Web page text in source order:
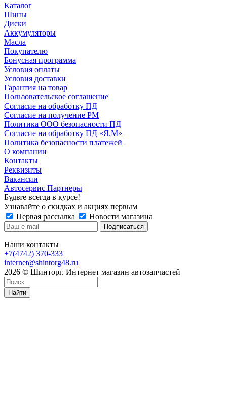
Каталог
Шины
Диски
Аккумуляторы
Масла
Покупателю
Бонусная программа
Условия оплаты
Условия доставки
Гарантия на товар
Пользовательское соглашение
Согласие на обработку ПД
Согласие на получение РМ
Политика ООО безопасности ПД
Согласие на обработку ПД «Я.М»
Политика безопасности платежей
О компании
Контакты
Реквизиты
Вакансии
Автосервис Партнеры
Будьте всегда в курсе!
Узнавайте о скидках и акциях первым
Первая рассылка
Новости магазина
Наши контакты
+7(4742) 370-333
internet@shintorg48.ru
2026 © Шинторг. Интернет магазин автозапчастей
Найти